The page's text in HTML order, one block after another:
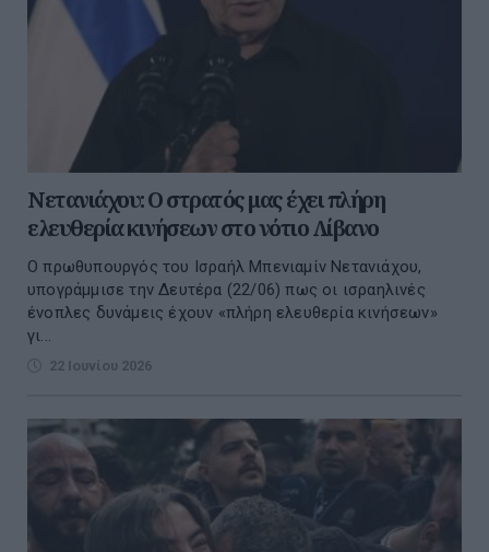
Νετανιάχου: Ο στρατός μας έχει πλήρη
ελευθερία κινήσεων στο νότιο Λίβανο
Ο πρωθυπουργός του Ισραήλ Μπενιαμίν Νετανιάχου,
υπογράμμισε την Δευτέρα (22/06) πως οι ισραηλινές
ένοπλες δυνάμεις έχουν «πλήρη ελευθερία κινήσεων»
γι...
22 Ιουνίου 2026